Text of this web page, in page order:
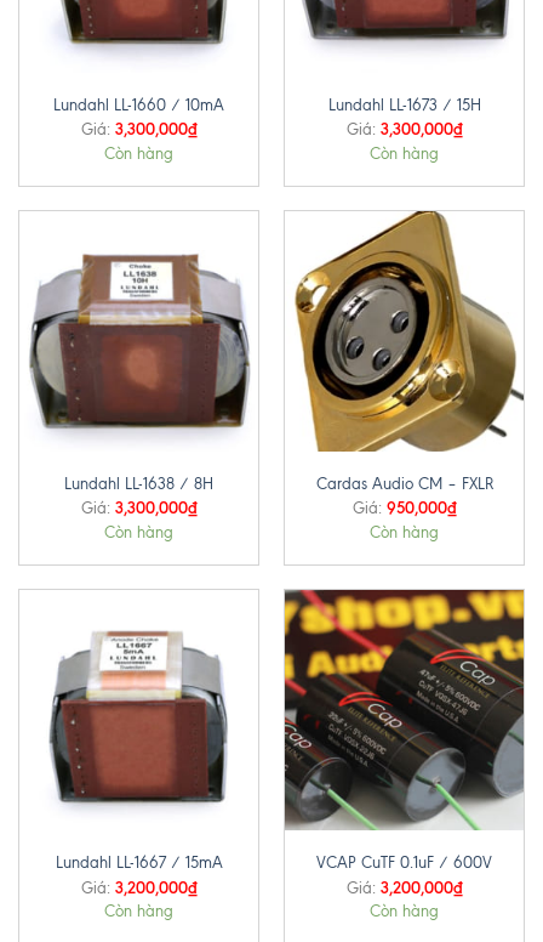
Lundahl LL-1660 / 10mA
Giá: 3,300,000₫
Còn hàng
Lundahl LL-1673 / 15H
Giá: 3,300,000₫
Còn hàng
Lundahl LL-1638 / 8H
Giá: 3,300,000₫
Còn hàng
Cardas Audio CM – FXLR
Giá: 950,000₫
Còn hàng
Lundahl LL-1667 / 15mA
Giá: 3,200,000₫
Còn hàng
VCAP CuTF 0.1uF / 600V
Giá: 3,200,000₫
Còn hàng